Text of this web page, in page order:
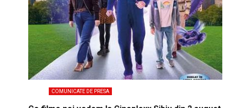
COMUNICATE DE PRESA